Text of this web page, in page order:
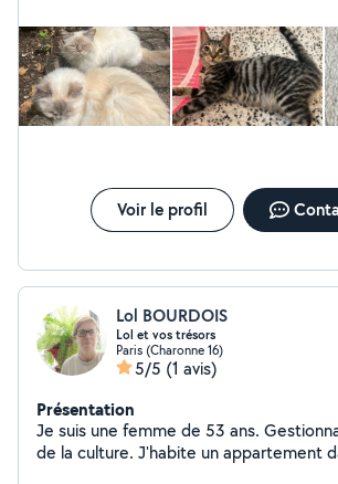
passionnée par les animaux depuis
particuliers par nos boules de poiles
l'habitude de garder des chats, depuis
durant l'absence de leur famille. J'ai
chats, et en ai moi même deux qui
et si vous souhaitez faire garder
serai ravie de venir m'occuper d'eux et
nouvelles le temps de votre départ.
Voir le profil
Lol BOURDOIS
Lol et vos trésors
Paris (Charonne 16)
5/5 (1 avis)
Présentation
Je suis une femme de 53 ans.
de la culture. J'habite un appartement